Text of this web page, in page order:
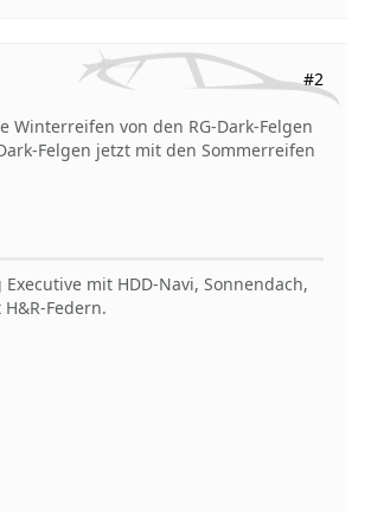
#2
von den RG-Dark-Felgen
Felgen jetzt mit den Sommerreifen
mit HDD-Navi, Sonnendach,
Federn.